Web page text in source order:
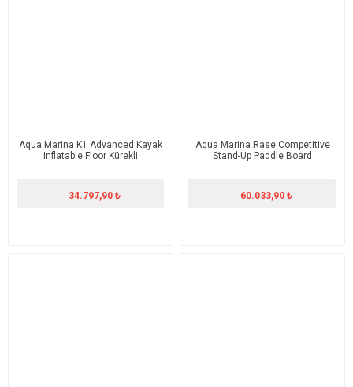
Aqua Marina K1 Advanced Kayak
Inflatable Floor Kürekli
34.797,90 ₺
Aqua Marina Rase Competitive
Stand-Up Paddle Board
60.033,90 ₺